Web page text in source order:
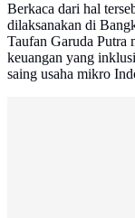
Berkaca dari hal
dilaksanakan di
Taufan Garuda Putra
keuangan yang
saing usaha mikro